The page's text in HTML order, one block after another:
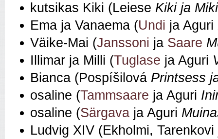
kutsikas Kiki (Leiese Kiki ja Miki
Ema ja Vanaema (Undi ja Aguri
Väike-Mai (Janssoni ja Saare
Illimar ja Milli (Tuglase ja Aguri
Bianca (Pospíšilová Printsess
osaline (Tammsaare ja Aguri
osaline (Särgava ja Aguri
Ludvig XIV (Ekholmi,